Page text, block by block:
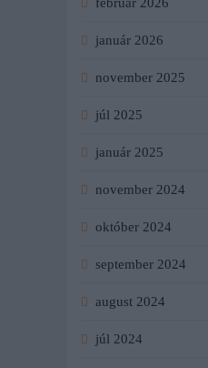
január 2026
november 2025
júl 2025
január 2025
november 2024
október 2024
september 2024
august 2024
júl 2024